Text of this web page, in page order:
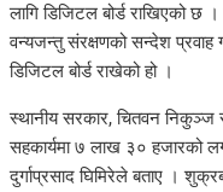
लागि डिजिटल बोर्ड राखिएको छ
वन्यजन्तु संरक्षणको सन्देश प्रवाह
डिजिटल बोर्ड राखेको हो ।
स्थानीय सरकार, चितवन निकुञ्ज
सहकार्यमा ७ लाख ३० हजारको
दुर्गाप्रसाद घिमिरेले बताए ।